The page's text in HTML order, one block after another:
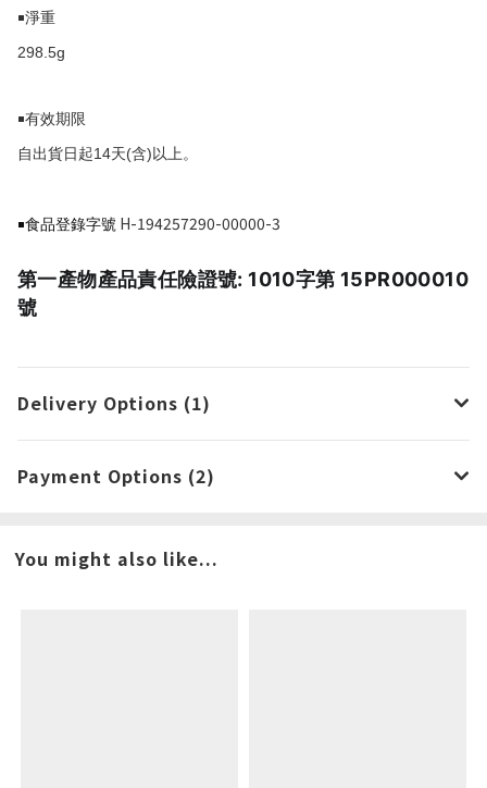
￭淨重
298.5g
￭有效期限
自出貨日起14天(含) 以上。
￭食品登錄字號 H-194257290-00000-3
第一產物產品責任險證號: 1010字第 15PR000010
號
Delivery Options (1)
Payment Options (2)
You might also like...